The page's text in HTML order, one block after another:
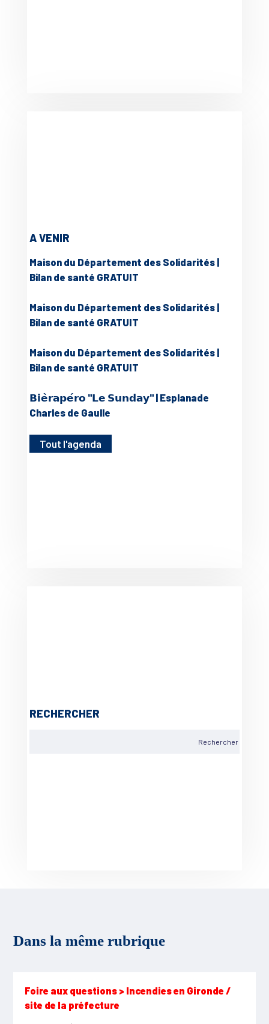
A VENIR
Maison du Département des Solidarités |
Bilan de santé GRATUIT
Maison du Département des Solidarités |
Bilan de santé GRATUIT
Maison du Département des Solidarités |
Bilan de santé GRATUIT
𝗕𝗶𝗲̀𝗿𝗮𝗽𝗲́𝗿𝗼 "𝗟𝗲 𝗦𝘂𝗻𝗱𝗮𝘆" | Esplanade
Charles de Gaulle
Tout l'agenda
RECHERCHER
Dans la même rubrique
Foire aux questions > Incendies en Gironde /
site de la préfecture